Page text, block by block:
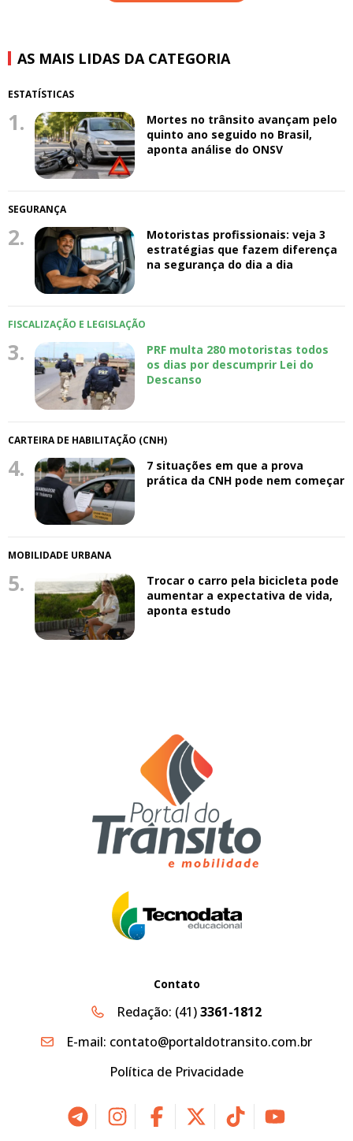
AS MAIS LIDAS DA CATEGORIA
ESTATÍSTICAS
1.
Mortes no trânsito avançam pelo
quinto ano seguido no Brasil,
aponta análise do ONSV
SEGURANÇA
2.
Motoristas profissionais: veja 3
estratégias que fazem diferença
na segurança do dia a dia
FISCALIZAÇÃO E LEGISLAÇÃO
3.
PRF multa 280 motoristas todos
os dias por descumprir Lei do
Descanso
CARTEIRA DE HABILITAÇÃO (CNH)
4.
7 situações em que a prova
prática da CNH pode nem começar
MOBILIDADE URBANA
5.
Trocar o carro pela bicicleta pode
aumentar a expectativa de vida,
aponta estudo
Contato
Redação: (41)3361-1812
E-mail: contato@portaldotransito.com.br
Política de Privacidade